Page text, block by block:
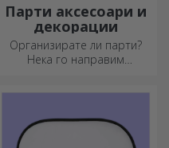
Парти аксесоари и
декорации
Организирате ли парти?
Нека го направим
атмосферата.